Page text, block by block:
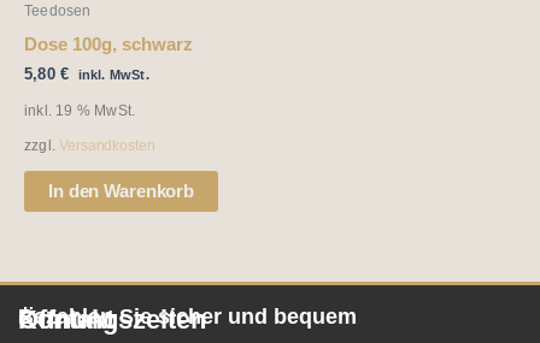
Teedosen
Dose 100g, schwarz
5,80 € inkl. MwSt.
inkl. 19 % MwSt.
zzgl.Versandkosten
In den Warenkorb
Öffnungszeiten
Kontakt
Bezahlen Sie sicher und bequem